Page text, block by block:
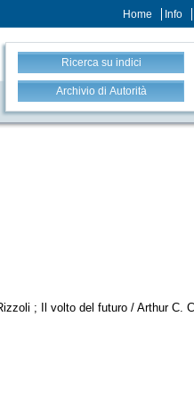
Home Info
Ricerca su indici
Archivio di Autorità